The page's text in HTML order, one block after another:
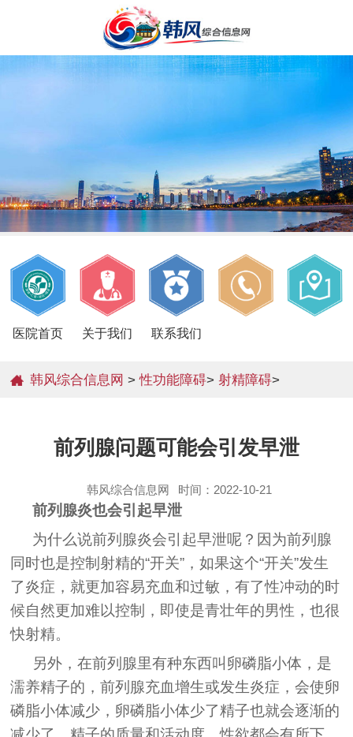
医院首页 关于我们 联系我们
韩风综合信息网 >性功能障碍>射精障碍>
前列腺问题可能会引发早泄
韩风综合信息网 时间：2022-10-21
前列腺炎也会引起早泄
为什么说前列腺炎会引起早泄呢？因为前列腺
同时也是控制射精的“开关”，如果这个“开关”发生
了炎症，就更加容易充血和过敏，有了性冲动的时
候自然更加难以控制，即使是青壮年的男性，也很
快射精。
另外，在前列腺里有种东西叫卵磷脂小体，是
濡养精子的，前列腺充血增生或发生炎症，会使卵
磷脂小体减少，卵磷脂小体少了精子也就会逐渐的